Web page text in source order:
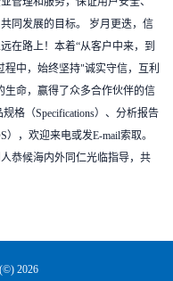
同发展的目标。 岁月更迭，信
在路上！本着“从客户中来，到
中，始终坚持"诚实守信，互利
生命，赢得了众多合作伙伴的信
格（Specifications）、分析报告
），欢迎来电或发E-mail索取。
恭候海内外同仁光临指导，共
2026